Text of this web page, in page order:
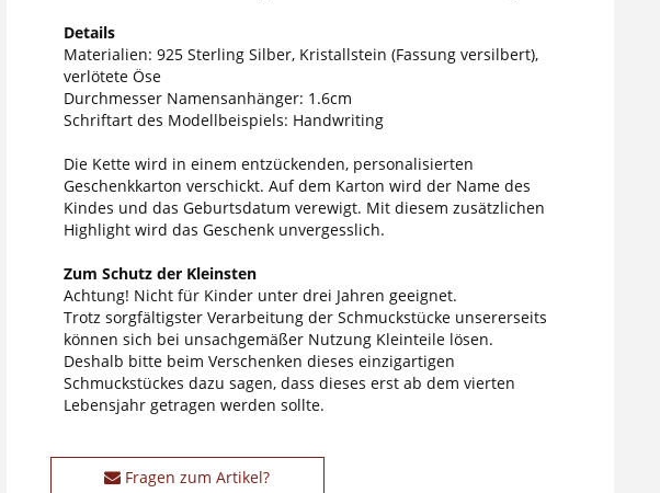
Details
Materialien: 925 Sterling Silber, Kristallstein (Fassung versilbert),
verlötete Öse
Durchmesser Namensanhänger: 1.6cm
Schriftart des Modellbeispiels: Handwriting
Die Kette wird in einem entzückenden, personalisierten
Geschenkkarton verschickt. Auf dem Karton wird der Name des
Kindes und das Geburtsdatum verewigt. Mit diesem zusätzlichen
Highlight wird das Geschenk unvergesslich.
Zum Schutz der Kleinsten
Achtung! Nicht für Kinder unter drei Jahren geeignet.
Trotz sorgfältigster Verarbeitung der Schmuckstücke unsererseits
können sich bei unsachgemäßer Nutzung Kleinteile lösen.
Deshalb bitte beim Verschenken dieses einzigartigen
Schmuckstückes dazu sagen, dass dieses erst ab dem vierten
Lebensjahr getragen werden sollte.
Fragen zum Artikel?